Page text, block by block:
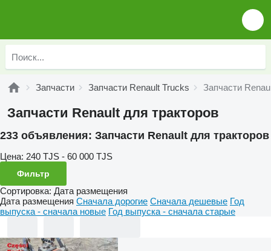
Запчасти Запчасти Renault Trucks Запчасти
Запчасти Renault для тракторов
233 объявления: Запчасти Renault для тракторов
Цена: 240 TJS - 60 000 TJS
Фильтр
Сортировка: Дата размещения
Дата размещения Сначала дорогие Сначала дешевые Год
выпуска - сначала новые Год выпуска - сначала старые